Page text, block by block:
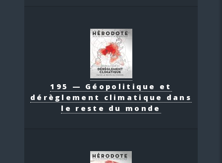
195 — Géopolitique et
dérèglement climatique dans
le reste du monde